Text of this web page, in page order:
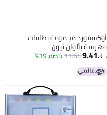
أوكسفورد مجموعة بطاقات
فهرسة بألوان نيون
د.ك‏9.41
11.64خصم 19%